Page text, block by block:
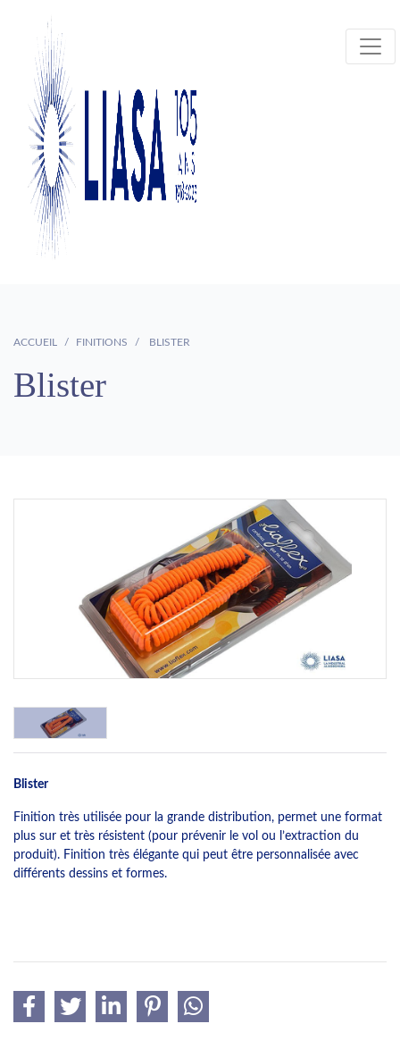
ACCUEIL FINITIONS BLISTER
Blister
Previous
Blister
Finition très utilisée pour la grande distribution, permet une format
plus sur et très résistent (pour prévenir le vol ou l’extraction du
produit). Finition très élégante qui peut être personnalisée avec
différents dessins et formes.